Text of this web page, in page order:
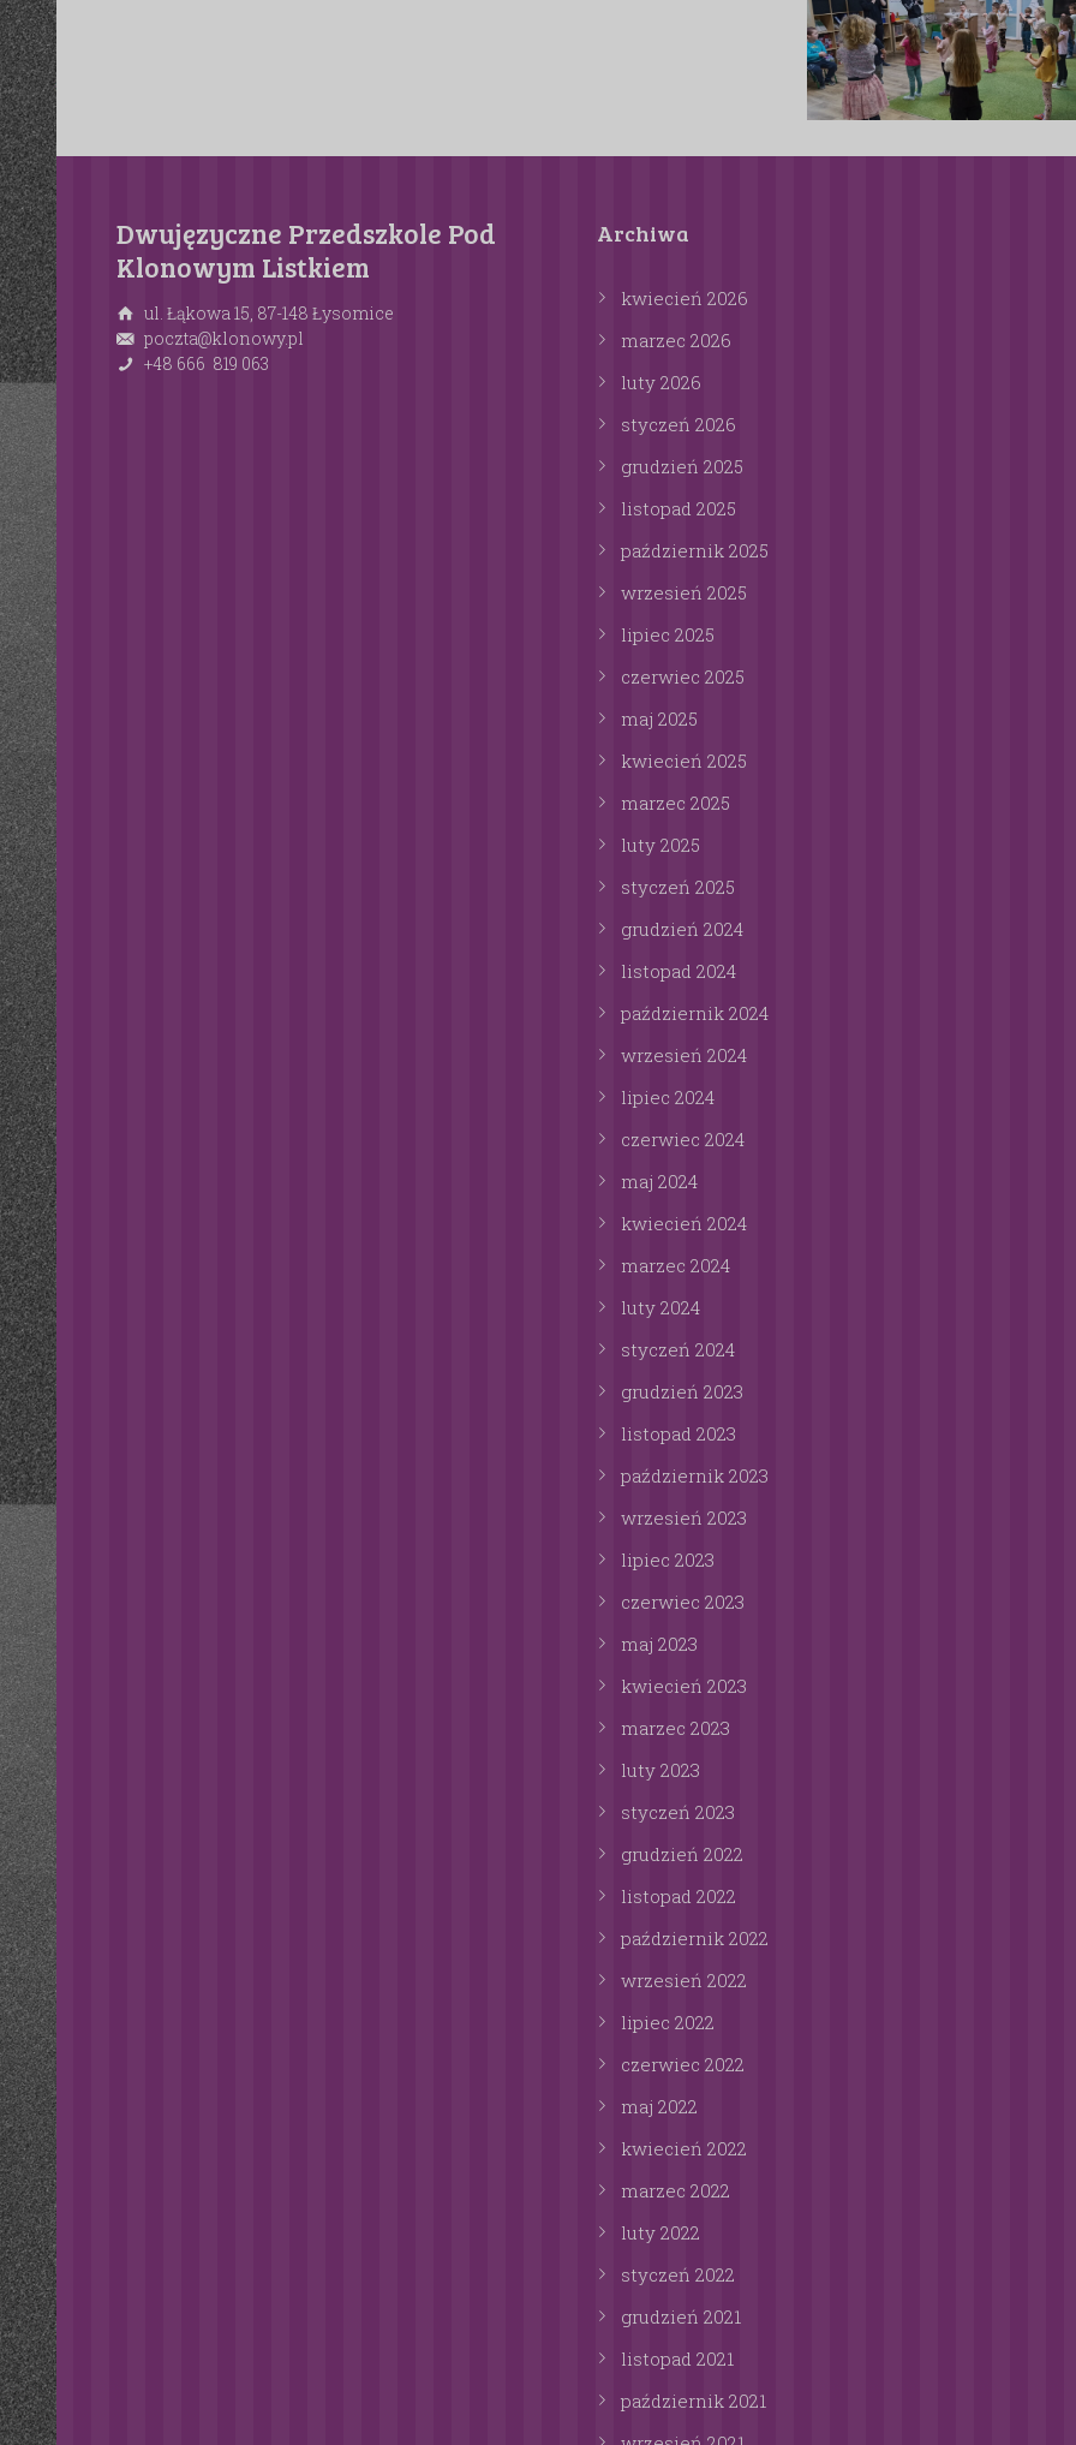
Dwujęzyczne Przedszkole Pod
Klonowym Listkiem
ul. Łąkowa 15, 87-148 Łysomice
poczta@klonowy.pl
+48 666 819 063
Archiwa
kwiecień 2026
marzec 2026
luty 2026
styczeń 2026
grudzień 2025
listopad 2025
październik 2025
wrzesień 2025
lipiec 2025
czerwiec 2025
maj 2025
kwiecień 2025
marzec 2025
luty 2025
styczeń 2025
grudzień 2024
listopad 2024
październik 2024
wrzesień 2024
lipiec 2024
czerwiec 2024
maj 2024
kwiecień 2024
marzec 2024
luty 2024
styczeń 2024
grudzień 2023
listopad 2023
październik 2023
wrzesień 2023
lipiec 2023
czerwiec 2023
maj 2023
kwiecień 2023
marzec 2023
luty 2023
styczeń 2023
grudzień 2022
listopad 2022
październik 2022
wrzesień 2022
lipiec 2022
czerwiec 2022
maj 2022
kwiecień 2022
marzec 2022
luty 2022
styczeń 2022
grudzień 2021
listopad 2021
październik 2021